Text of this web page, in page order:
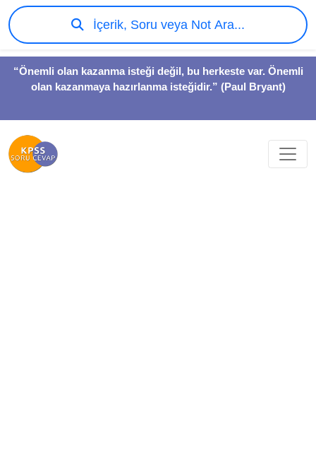
“Önemli olan kazanma isteği değil, bu herkeste var. Önemli
olan kazanmaya hazırlanma isteğidir.” (Paul Bryant)
İçerik, Soru veya Not Ara...